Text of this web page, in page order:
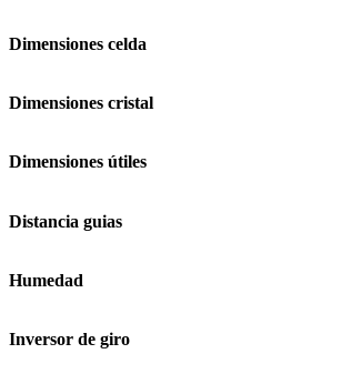
Dimensiones celda
Dimensiones cristal
Dimensiones útiles
Distancia guias
Humedad
Inversor de giro